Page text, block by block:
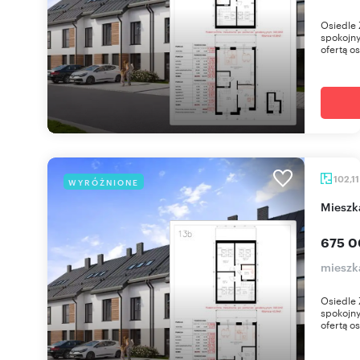
Osiedle
ofertą
WYRÓŻNIONE 102,11
675
Osiedle
ofertą